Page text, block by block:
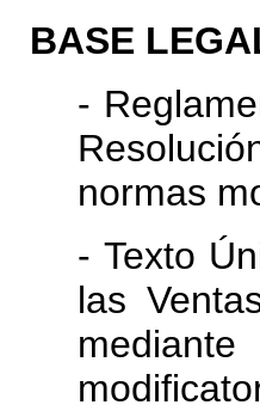
BASE
-
normas
- Texto
las